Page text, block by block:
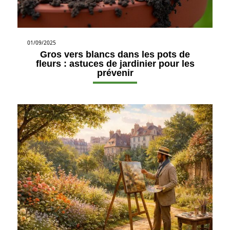
01/09/2025
Gros vers blancs dans les pots de
fleurs : astuces de jardinier pour les
prévenir